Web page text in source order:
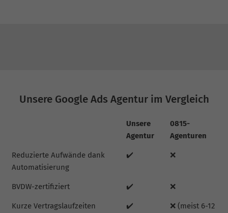
Unsere Google Ads Agentur im Vergleich
Unsere
Agentur
0815-
Agenturen
Reduzierte Aufwände dank
Automatisierung
✔️ ❌
BVDW-zertifiziert ✔️ ❌
Kurze Vertragslaufzeiten ✔️
❌ (meist 6-12